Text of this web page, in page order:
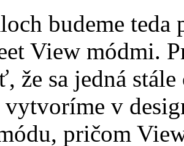
budeme teda
View módmi.
že sa jedná
vytvoríme v
pričom